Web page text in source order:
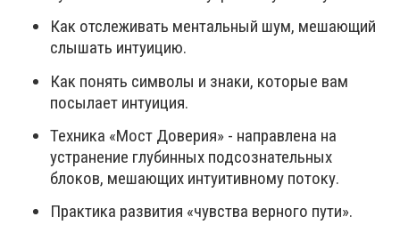
Как отслеживать ментальный шум, мешающий
слышать интуицию.
Как понять символы и знаки, которые вам
посылает интуиция.
Техника «Мост Доверия» - направлена на
устранение глубинных подсознательных
блоков, мешающих интуитивному потоку.
Практика развития «чувства верного пути».